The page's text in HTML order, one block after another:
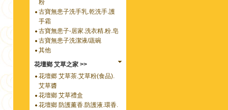
粉
古寶無患子洗手乳.乾洗手.護
手霜
古寶無患子-居家.洗衣精.粉.皂
古寶無患子洗潔液/蔬碗
其他
花壇鄉 艾草之家 >>
花壇郷 艾草茶.艾草粉(食品).
艾草醬
花壇鄉 艾草禮盒
花壇鄉 防護薰香.防護液.環香.